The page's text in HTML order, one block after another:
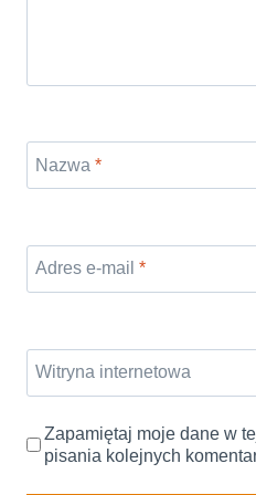
Nazwa *
Adres e-mail *
Witryna internetowa
Zapamiętaj moje dane w
pisania kolejnych